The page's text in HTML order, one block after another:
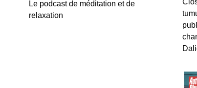
Le podcast de méditation et de
relaxation